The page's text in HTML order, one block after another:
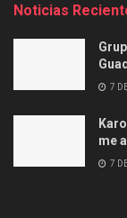
Noticias
7
me
7